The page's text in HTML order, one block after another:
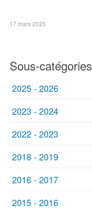
17 mars 2025
Sous-catégories
2025 - 2026
2023 - 2024
2022 - 2023
2018 - 2019
2016 - 2017
2015 - 2016